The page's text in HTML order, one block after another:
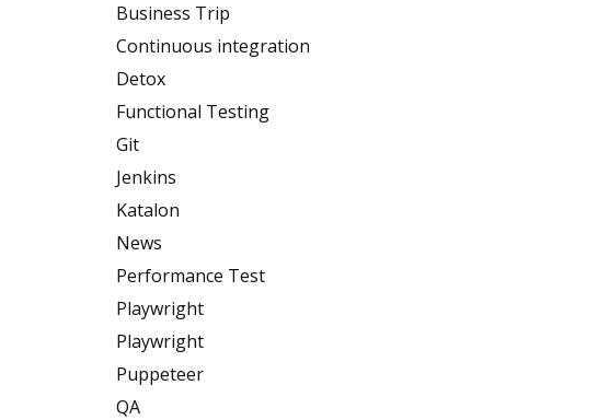
Business Trip
Continuous integration
Detox
Functional Testing
Git
Jenkins
Katalon
News
Performance Test
Playwright
Playwright
Puppeteer
QA